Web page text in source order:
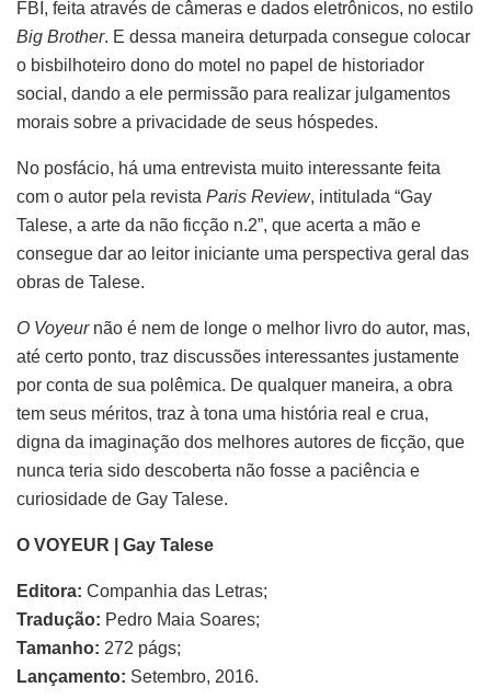
FBI, feita através de câmeras e dados eletrônicos, no estilo
Big Brother. E dessa maneira deturpada consegue colocar
o bisbilhoteiro dono do motel no papel de historiador
social, dando a ele permissão para realizar julgamentos
morais sobre a privacidade de seus hóspedes.
No posfácio, há uma entrevista muito interessante feita
com o autor pela revista Paris Review, intitulada “Gay
Talese, a arte da não ficção n.2”, que acerta a mão e
consegue dar ao leitor iniciante uma perspectiva geral das
obras de Talese.
O Voyeurnão é nem de longe o melhor livro do autor, mas,
até certo ponto, traz discussões interessantes justamente
por conta de sua polêmica. De qualquer maneira, a obra
tem seus méritos, traz à tona uma história real e crua,
digna da imaginação dos melhores autores de ficção, que
nunca teria sido descoberta não fosse a paciência e
curiosidade de Gay Talese.
O VOYEUR | Gay Talese
Editora: Companhia das Letras;
Tradução: Pedro Maia Soares;
Tamanho: 272 págs;
Lançamento: Setembro, 2016.